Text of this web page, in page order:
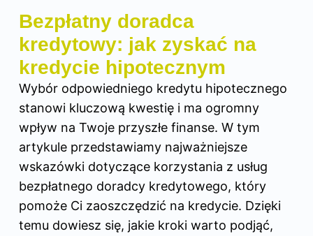
Bezpłatny doradca
kredytowy: jak zyskać na
kredycie hipotecznym
Wybór odpowiedniego kredytu hipotecznego
stanowi kluczową kwestię i ma ogromny
wpływ na Twoje przyszłe finanse. W tym
artykule przedstawiamy najważniejsze
wskazówki dotyczące korzystania z usług
bezpłatnego doradcy kredytowego, który
pomoże Ci zaoszczędzić na kredycie. Dzięki
temu dowiesz się, jakie kroki warto podjąć,